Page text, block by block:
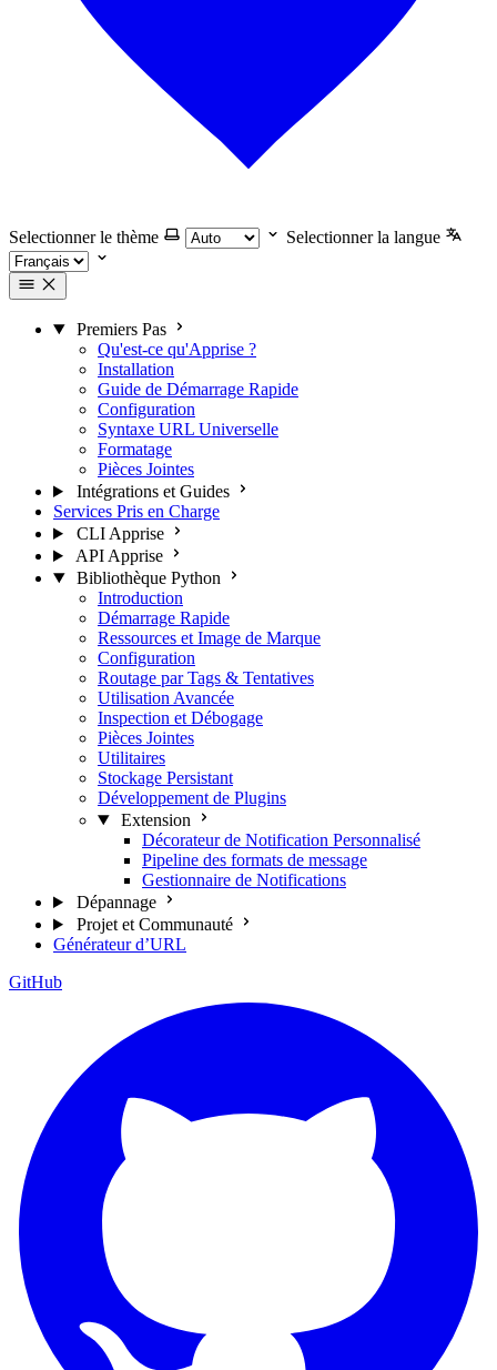
Selectionner le thème Selectionner la langue
Premiers Pas
Qu'est-ce qu'Apprise ?
Installation
Guide de Démarrage Rapide
Configuration
Syntaxe URL Universelle
Formatage
Pièces Jointes
Intégrations et Guides
Services Pris en Charge
CLI Apprise
API Apprise
Bibliothèque Python
Introduction
Démarrage Rapide
Ressources et Image de Marque
Configuration
Routage par Tags & Tentatives
Utilisation Avancée
Inspection et Débogage
Pièces Jointes
Utilitaires
Stockage Persistant
Développement de Plugins
Extension
Décorateur de Notification Personnalisé
Pipeline des formats de message
Gestionnaire de Notifications
Dépannage
Projet et Communauté
Générateur d’URL
GitHub